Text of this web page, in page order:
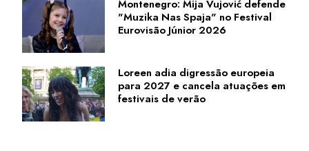
Montenegro: Mija Vujović defende
"Muzika Nas Spaja" no Festival
Eurovisão Júnior 2026
Loreen adia digressão europeia
para 2027 e cancela atuações em
festivais de verão